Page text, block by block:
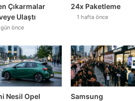
Çıkarmalar
Ulaştı
önce
24x Paketleme
1 hafta önce
Nesil Opel
Samsung